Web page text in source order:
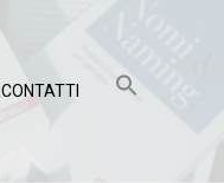
CONTATTI